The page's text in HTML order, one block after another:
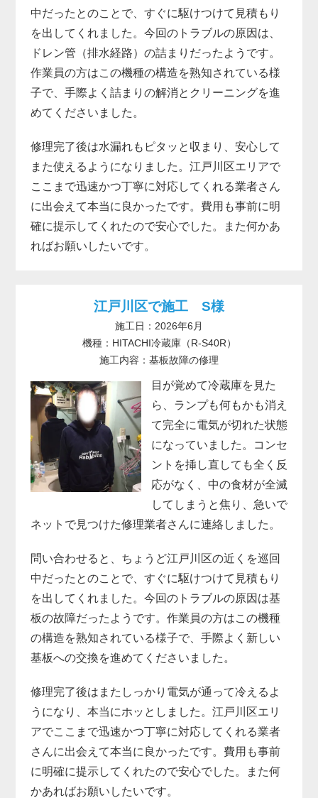
中だったとのことで、すぐに駆けつけて見積もり
を出してくれました。今回のトラブルの原因は、
ドレン管（排水経路）の詰まりだったようです。
作業員の方はこの機種の構造を熟知されている様
子で、手際よく詰まりの解消とクリーニングを進
めてくださいました。
修理完了後は水漏れもピタッと収まり、安心して
また使えるようになりました。江戸川区エリアで
ここまで迅速かつ丁寧に対応してくれる業者さん
に出会えて本当に良かったです。費用も事前に明
確に提示してくれたので安心でした。また何かあ
ればお願いしたいです。
江戸川区で施工 S様
施工日：2026年6月
機種：HITACHI冷蔵庫（R-S40R）
施工内容：基板故障の修理
目が覚めて冷蔵庫を見た
ら、ランプも何もかも消え
て完全に電気が切れた状態
になっていました。コンセ
ントを挿し直しても全く反
応がなく、中の食材が全滅
してしまうと焦り、急いで
ネットで見つけた修理業者さんに連絡しました。
問い合わせると、ちょうど江戸川区の近くを巡回
中だったとのことで、すぐに駆けつけて見積もり
を出してくれました。今回のトラブルの原因は基
板の故障だったようです。作業員の方はこの機種
の構造を熟知されている様子で、手際よく新しい
基板への交換を進めてくださいました。
修理完了後はまたしっかり電気が通って冷えるよ
うになり、本当にホッとしました。江戸川区エリ
アでここまで迅速かつ丁寧に対応してくれる業者
さんに出会えて本当に良かったです。費用も事前
に明確に提示してくれたので安心でした。また何
かあればお願いしたいです。